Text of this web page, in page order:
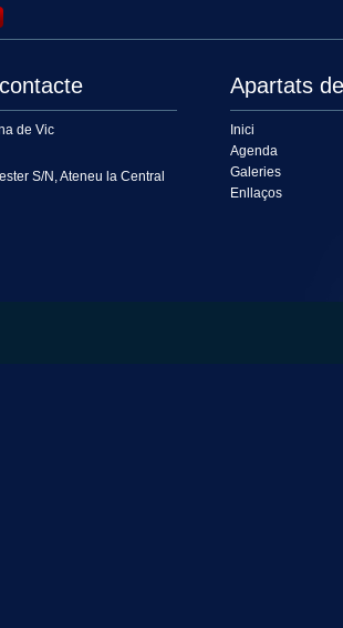
de Vic
S/N, Ateneu la Central
Apartats
Inici
Agenda
Galeries
Enllaços